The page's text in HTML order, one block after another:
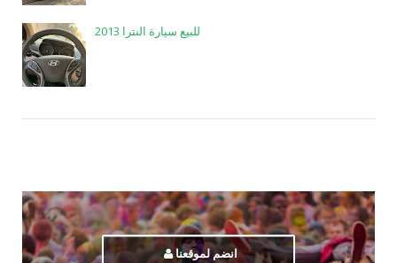
للبيع سيارة النترا 2013
انضم لموقعنا